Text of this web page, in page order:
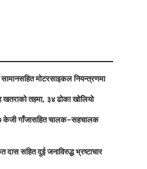
सामानसहित मोटरसाइकल नियन्त्रणमा
खतराको तहमा, ३४ ढोका खोलियो
केजी गाँजासहित चालक–सहचालक
सहित दुई जनाविरुद्ध भ्रष्टाचार